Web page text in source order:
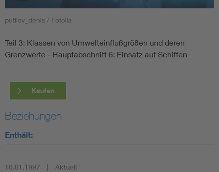
Smart Cities
DKE Fachinformationen im Kontext der Normung
Circular Economy für mehr Ressourceneffizienz
putilov_denis / Fotolia
Teil 3: Klassen von Umwelteinflußgrößen und deren
Grenzwerte - Hauptabschnitt 6: Einsatz auf Schiffen
Kaufen
Beziehungen
Enthält:
10.01.1997 Aktuell